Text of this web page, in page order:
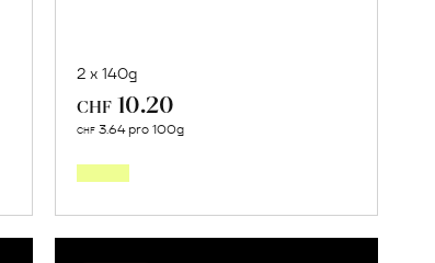
2 x 140g
CHF 10.20
CHF 3.64 pro 100g
Oliven-